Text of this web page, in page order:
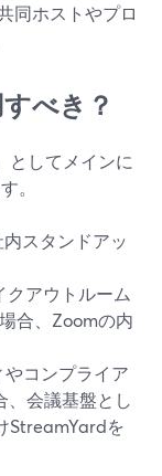
同ホストやプロ
べき？
としてメインに
。
内スタンドアッ
クアウトルーム
合、Zoomの内
コンプライア
、会議基盤とし
StreamYardを